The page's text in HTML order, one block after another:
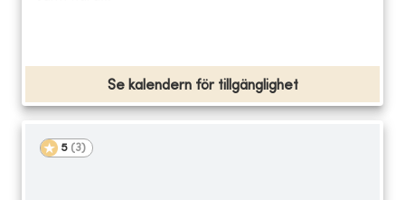
Se kalendern för tillgänglighet
5 (3)